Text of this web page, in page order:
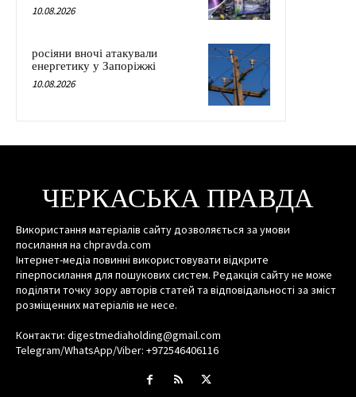
10.08.2026
росіяни вночі атакували
енергетику у Запоріжжі
10.08.2026
ЧЕРКАСЬКА ПРАВДА
Використання матеріалів сайту дозволяється за умови
посилання на chpravda.com
Інтернет-медіа повинні використовувати відкрите
гіперпосилання для пошукових систем. Редакція сайту не може
поділяти точку зору авторів статей та відповідальності за зміст
розміщенних матеріалів не несе.
Контакти: digestmediaholding@gmail.com
Telegram/WhatsApp/Viber: +972546406116